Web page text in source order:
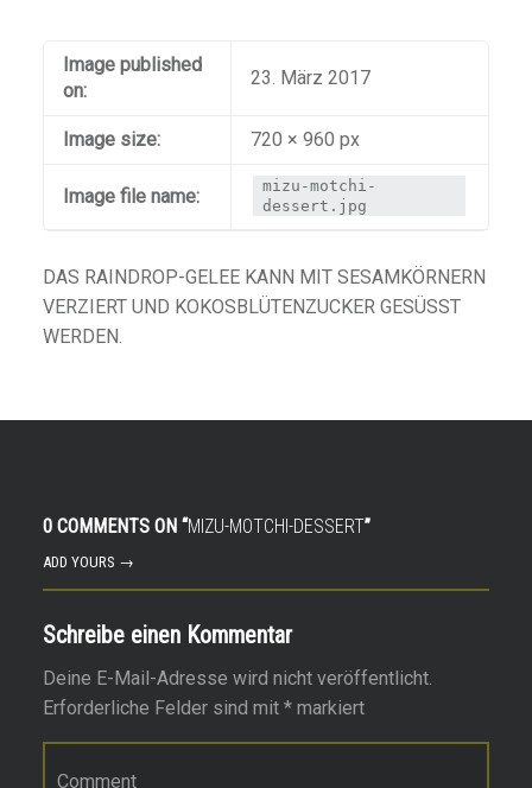
Image published
on:
23. März 2017
Image size: 720 × 960 px
Image file name:
mizu-motchi-
dessert.jpg
DAS RAINDROP-GELEE KANN MIT SESAMKÖRNERN
VERZIERT UND KOKOSBLÜTENZUCKER GESÜSST W
ERDEN.
0 COMMENTS ON “MIZU-MOTCHI-DESSERT”
ADD YOURS →
Schreibe einen Kommentar
Deine E-Mail-Adresse wird nicht veröffentlicht.
Erforderliche Felder sind mit *markiert